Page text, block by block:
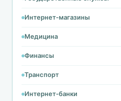
Интернет-магазины
Медицина
Финансы
Транспорт
Интернет-банки